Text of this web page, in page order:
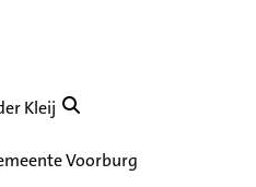
Kleij
Voorburg